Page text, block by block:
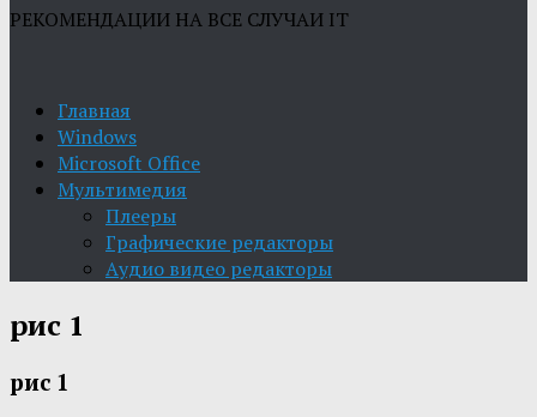
РЕКОМЕНДАЦИИ НА ВСЕ СЛУЧАИ IT
Главная
Windows
Microsoft Office
Мультимедия
Плееры
Графические редакторы
Aудио видео редакторы
рис 1
рис 1